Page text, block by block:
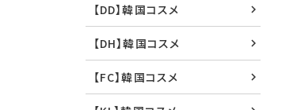
【DD】韓国コスメ
【DH】韓国コスメ
【FC】韓国コスメ